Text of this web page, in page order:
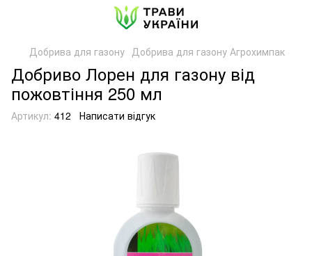
Добрива для газону Добрива для газону Агрохимпак
Добриво Лорен для газону від
пожовтіння 250 мл
Артикул: 412 Написати відгук